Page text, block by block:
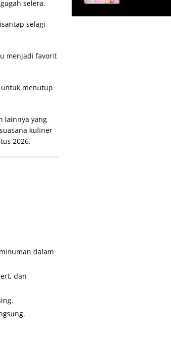
selera.
selagi
menjadi favorit
untuk menutup
lainnya yang
kuliner
2026.
dalam
dan